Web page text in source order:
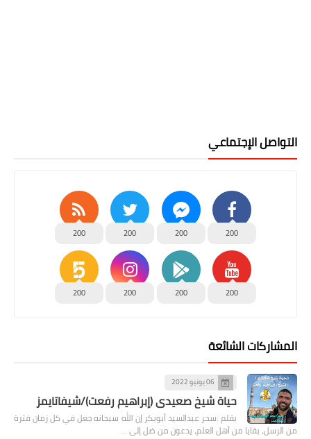
التواصل الإجتماعي
200
200
200
200
200
200
200
200
المشاركات الشائعة
06 يونيو 2022
حياة شيخ صعيدى (إبراهيم رفعت)/شيفاتايمز
بقلم :سحر عبدالسيد أبوبكر إن الله سبحانه جعل في كل زمان فترة
من الرسل، بقايا من أهل العلم، يدعون من ضل إلى …